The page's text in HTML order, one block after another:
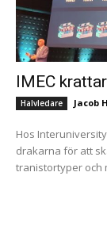
IMEC
Halvledare Jacob
Hos
drakarna för att
tranistortyper och